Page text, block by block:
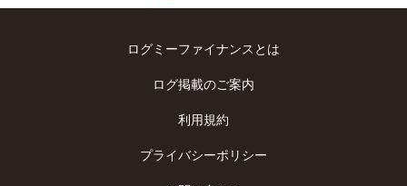
ログミーファイナンスとは
ログ掲載のご案内
利用規約
プライバシーポリシー